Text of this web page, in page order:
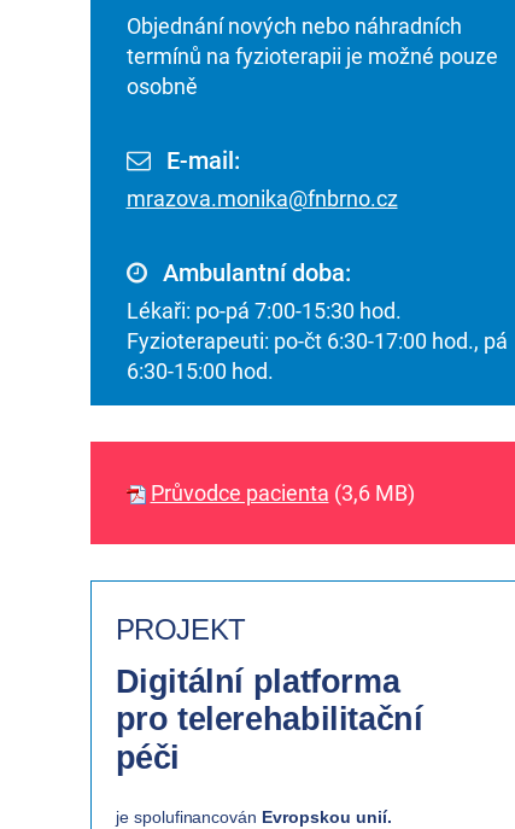
Objednání nových nebo náhradních
termínů na fyzioterapii je možné pouze
osobně
E-mail:
mrazova.monika@fnbrno.cz
Ambulantní doba:
Lékaři: po-pá 7:00-15:30 hod.
Fyzioterapeuti: po-čt 6:30-17:00 hod., pá
6:30-15:00 hod.
Průvodce pacienta (3,6 MB)
PROJEKT
Digitální platforma
pro telerehabilitační
péči
je spolufinancován Evropskou unií.